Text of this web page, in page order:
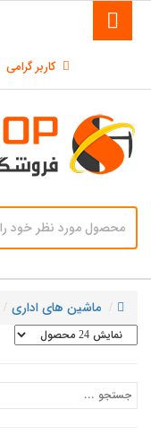
کاربر گرامی
ماشین های اداری